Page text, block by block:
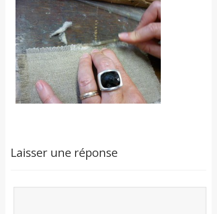
Laisser une réponse